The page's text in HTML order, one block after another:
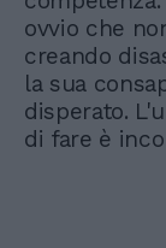
ovvio che
creando
la sua
disperato.
di fare è